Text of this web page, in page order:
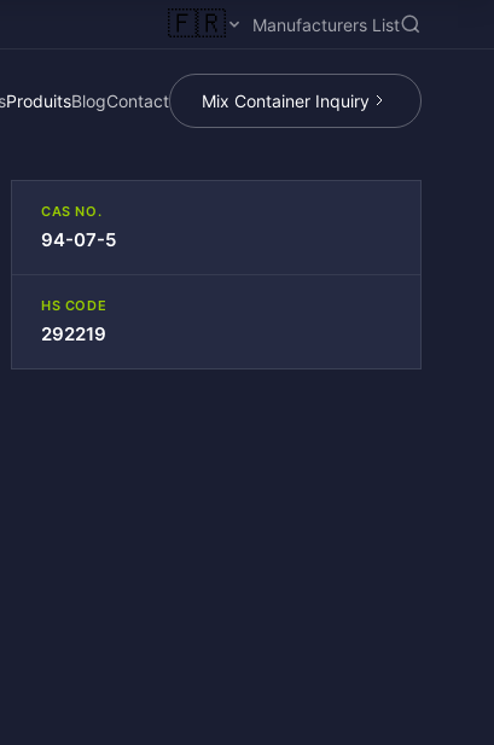
🇫🇷 Manufacturers List
ProduitsBlogContact Mix Container Inquiry
CAS NO.
94-07-5
HS CODE
292219